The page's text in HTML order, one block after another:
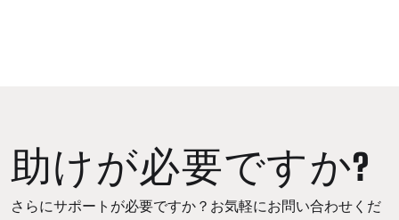
助けが必要ですか?
さらにサポートが必要ですか？お気軽にお問い合わせくだ